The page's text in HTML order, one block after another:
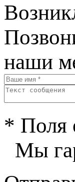
наши
* Поля
Мы